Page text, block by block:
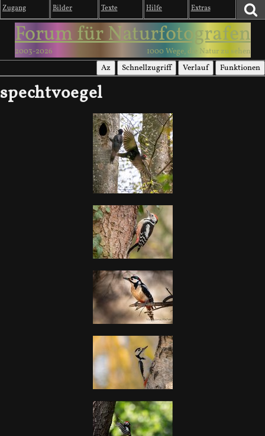
Zugang Bilder Texte Hilfe Extras
Forum für Naturfotografen
2003-2026 1000 Wege, die Natur zu sehen
Az Schnellzugriff Verlauf Funktionen
spechtvoegel